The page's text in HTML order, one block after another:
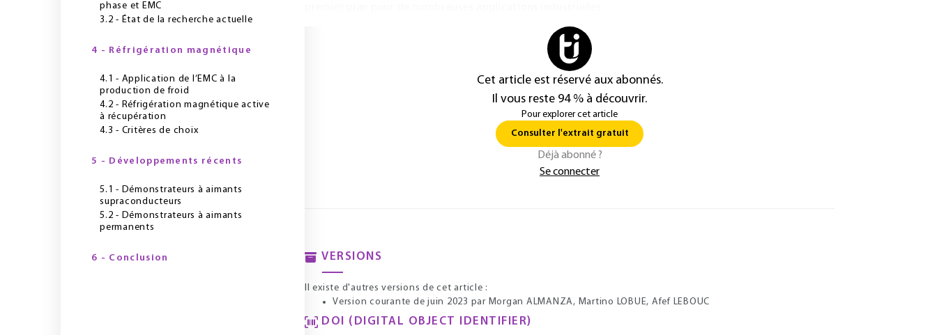
phase et EMC
3.2 - État de la recherche actuelle
4 - Réfrigération magnétique
4.1 - Application de l’EMC à la
production de froid
4.2 - Réfrigération magnétique active
à récupération
4.3 - Critères de choix
5 - Développements récents
5.1 - Démonstrateurs à aimants
supraconducteurs
5.2 - Démonstrateurs à aimants
permanents
6 - Conclusion
Cet article est réservé aux abonnés.
Il vous reste 94 % à découvrir.
Pour explorer cet article
Consulter l'extrait gratuit
Déjà abonné ?
Se connecter
VERSIONS
Il existe d'autres versions de cet article :
Version courante de juin 2023 par Morgan ALMANZA, Martino LOBUE, Afef LEBOUC
DOI (DIGITAL OBJECT IDENTIFIER)